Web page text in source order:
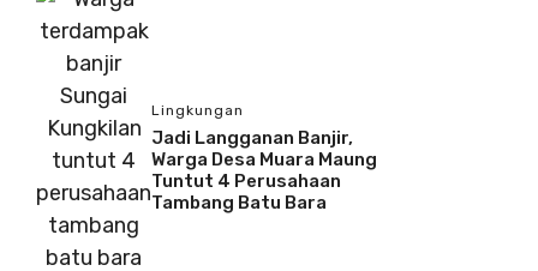
Lingkungan
Jadi Langganan Banjir,
Warga Desa Muara Maung
Tuntut 4 Perusahaan
Tambang Batu Bara